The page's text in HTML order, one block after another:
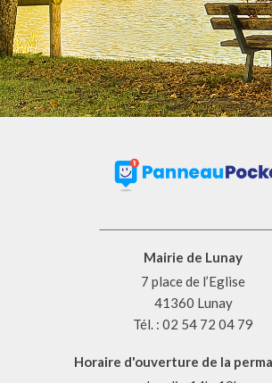
Mairie de Lunay
7 place de l’Eglise
41360 Lunay
Tél. : 02 54 72 04 79
Horaire d'ouverture de la